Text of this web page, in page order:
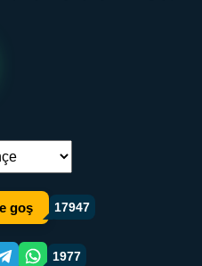
goş 17947
Telegram orqali ulashish
WhatsApp orqali ulashish
1977